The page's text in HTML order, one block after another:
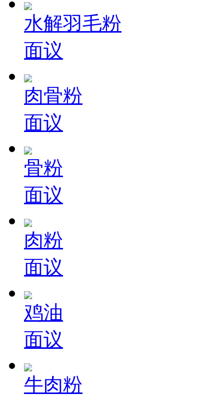
水解羽毛粉
面议
肉骨粉
面议
骨粉
面议
肉粉
面议
鸡油
面议
牛肉粉